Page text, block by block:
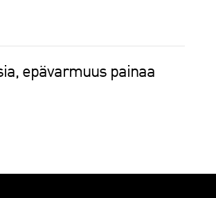
epävarmuus painaa